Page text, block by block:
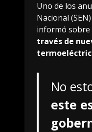
Uno de los
Nacional
informó sobre
través de
No
este